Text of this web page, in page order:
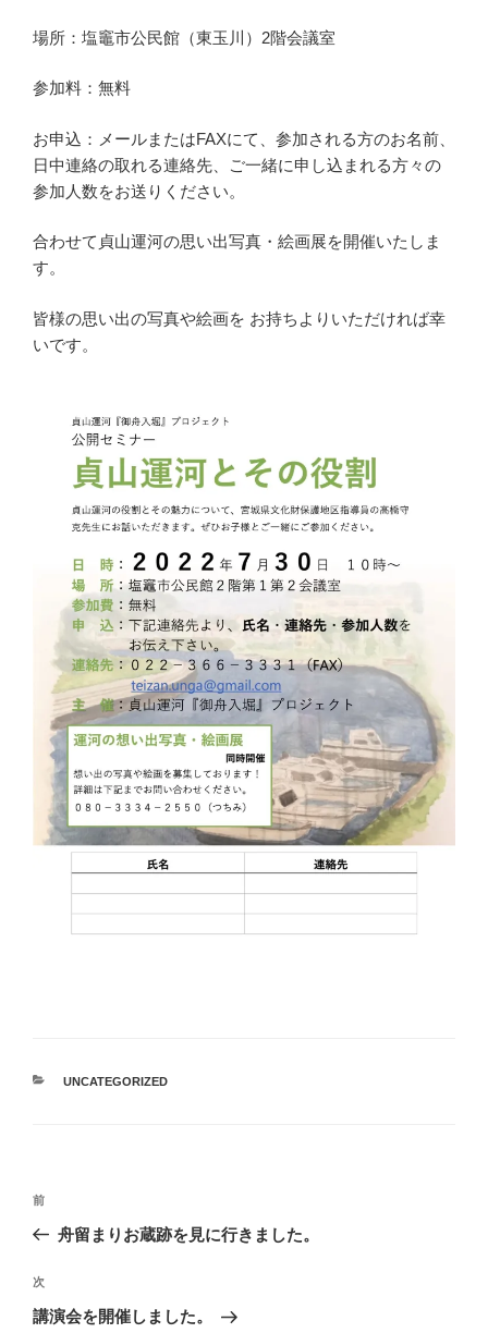
場所：塩竈市公民館（東玉川）2階会議室
参加料：無料
お申込：メールまたはFAXにて、参加される方のお名前、
日中連絡の取れる連絡先、ご一緒に申し込まれる方々の
参加人数をお送りください。
合わせて貞山運河の思い出写真・絵画展を開催いたしま
す。
皆様の思い出の写真や絵画を お持ちよりいただければ幸
いです。
カ
UNCATEGORIZED
投
ビ
ゲ
前
の
稿
前
舟留まりお蔵跡を見に行きました。
次
の
次
講演会を開催しました。